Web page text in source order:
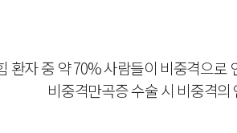
환자 중 약 70% 사람들이 비중격으로
비중격만곡증 수술 시 비중격의